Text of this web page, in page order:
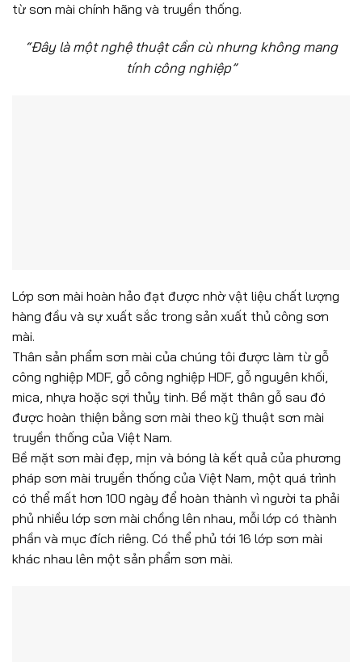
từ sơn mài chính hãng và truyền thống.
“Đây là một nghệ thuật cần cù nhưng không mang
tính công nghiệp”
Lớp sơn mài hoàn hảo đạt được nhờ vật liệu chất lượng
hàng đầu và sự xuất sắc trong sản xuất thủ công sơn
mài.
Thân sản phẩm sơn mài của chúng tôi được làm từ gỗ
công nghiệp MDF, gỗ công nghiệp HDF, gỗ nguyên khối,
mica, nhựa hoặc sợi thủy tinh. Bề mặt thân gỗ sau đó
được hoàn thiện bằng sơn mài theo kỹ thuật sơn mài
truyền thống của Việt Nam.
Bề mặt sơn mài đẹp, mịn và bóng là kết quả của phương
pháp sơn mài truyền thống của Việt Nam, một quá trình
có thể mất hơn 100 ngày để hoàn thành vì người ta phải
phủ nhiều lớp sơn mài chồng lên nhau, mỗi lớp có thành
phần và mục đích riêng. Có thể phủ tới 16 lớp sơn mài
khác nhau lên một sản phẩm sơn mài.